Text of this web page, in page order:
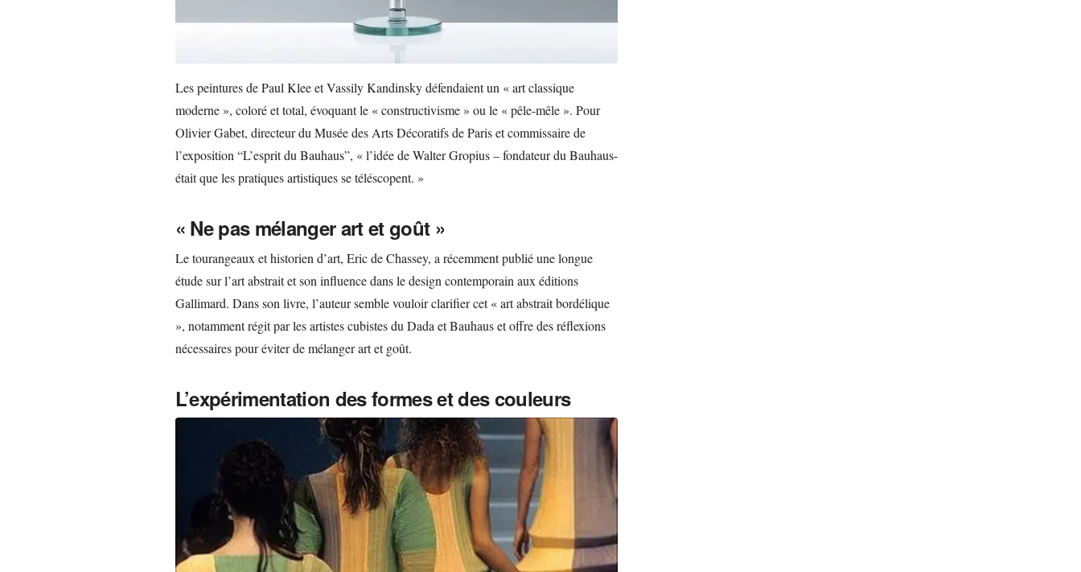
Les peintures de Paul Klee et Vassily Kandinsky défendaient un « art classique
moderne », coloré et total, évoquant le « constructivisme » ou le « pêle-mêle ». Pour
Olivier Gabet, directeur du Musée des Arts Décoratifs de Paris et commissaire de
l’exposition “L’esprit du Bauhaus”, « l’idée de Walter Gropius – fondateur du Bauhaus-
était que les pratiques artistiques se téléscopent. »
« Ne pas mélanger art et goût »
Le tourangeaux et historien d’art, Eric de Chassey, a récemment publié une longue
étude sur l’art abstrait et son influence dans le design contemporain aux éditions
Gallimard. Dans son livre, l’auteur semble vouloir clarifier cet « art abstrait bordélique
», notamment régit par les artistes cubistes du Dada et Bauhaus et offre des réflexions
nécessaires pour éviter de mélanger art et goût.
L’expérimentation des formes et des couleurs